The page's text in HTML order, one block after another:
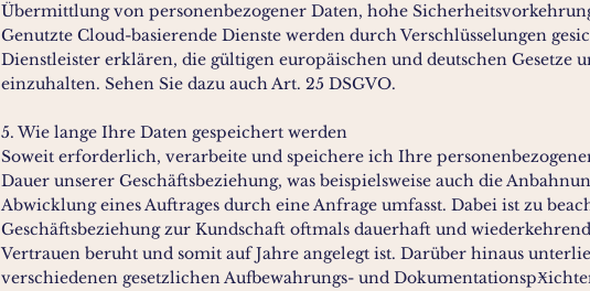
Übermittlung von personenbezogener Daten, hohe
Genutzte Cloud-basierende Dienste werden durch Verschlüsselungen
Dienstleister erklären, die gültigen europäischen und deutschen Gesetze
einzuhalten. Sehen Sie dazu auch Art. 25 DSGVO.
5. Wie lange Ihre Daten gespeichert werden
Soweit erforderlich, verarbeite und speichere ich Ihre
Dauer unserer Geschäftsbeziehung, was beispielsweise auch die
Abwicklung eines Auftrages durch eine Anfrage umfasst. Dabei ist zu
Geschäftsbeziehung zur Kundschaft oftmals dauerhaft und
Vertrauen beruht und somit auf Jahre angelegt ist. Darüber hinaus
verschiedenen gesetzlichen Aufbewahrungs- und